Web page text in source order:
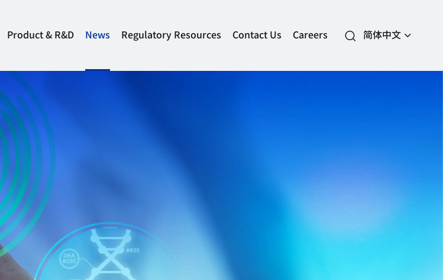
Product & R&D News Regulatory Resources Contact Us Careers 简体中文